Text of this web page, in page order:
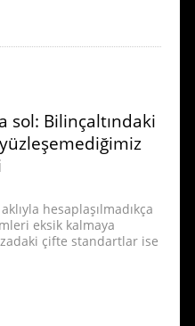
sol: Bilinçaltındaki
yüzleşemediğimiz
hesaplaşılmadıkça
eksik kalmaya
çifte standartlar ise